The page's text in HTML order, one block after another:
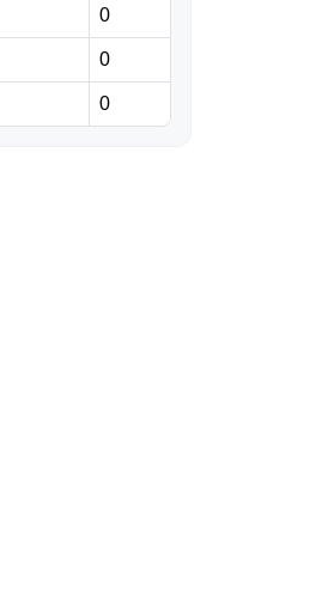
06.08.2026 | 19:29
Γκαρσία: «Θέλω
να είμαι killer στο
γήπεδο» (vid)
0
0
0